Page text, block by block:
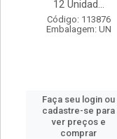
12 Unidad...
Código: 113876
Embalagem: UN
Faça seu login ou
cadastre-se para
ver preços e
comprar